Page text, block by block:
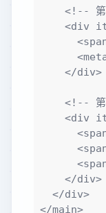
<!-- 第
<div
    </div>
<!-- 第
<div
    </div>
  </div>